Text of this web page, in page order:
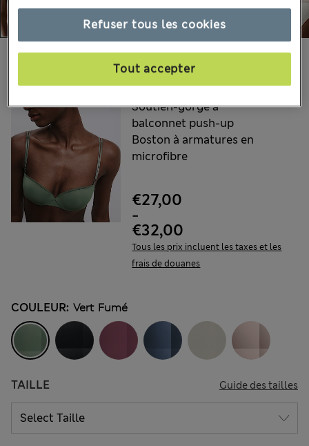
Choisissez vos articles :
AUTOGRAPH
Soutien-gorge à
balconnet push-up
Boston à armatures en
microfibre
€27,00
-
€32,00
Tous les prix incluent les taxes et les
frais de douanes
COULEUR: Vert Fumé
TAILLE Guide des tailles
Refuser tous les cookies
Tout accepter